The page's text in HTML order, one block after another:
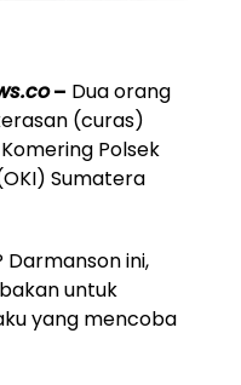
– Dua orang
(curas)
Polsek
Sumatera
Darmanson ini,
untuk
yang mencoba